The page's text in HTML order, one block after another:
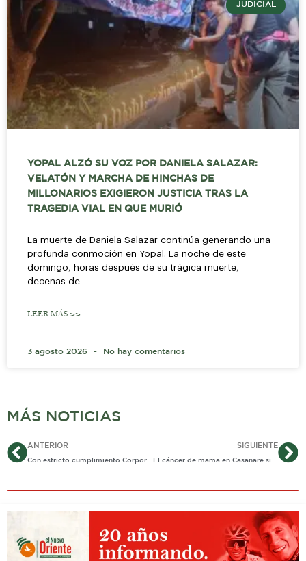
JUDICIAL
YOPAL ALZÓ SU VOZ POR DANIELA SALAZAR:
VELATÓN Y MARCHA DE HINCHAS DE
MILLONARIOS EXIGIERON JUSTICIA TRAS LA
TRAGEDIA VIAL EN QUE MURIÓ
La muerte de Daniela Salazar continúa generando una
profunda conmoción en Yopal. La noche de este
domingo, horas después de su trágica muerte,
decenas de
LEER MÁS >>
3 agosto 2026 No hay comentarios
MÁS NOTICIAS
AntANTERIOR
Con estricto cumplimiento Corporinoquia, refuerza las acciones para enfrentar casos positivos de Covid 19
SIGUIENTE
El cáncer de mama en Casanare sigue preocupando a las autoridades